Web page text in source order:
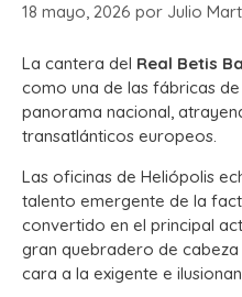
18 mayo, 2026 por Julio
La cantera del Real Betis
como una de las fábricas
panorama nacional,
transatlánticos europeos.
Las oficinas de Heliópolis
talento emergente de la
convertido en el principal
gran quebradero de
cara a la exigente e